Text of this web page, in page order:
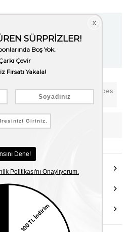
out of stock.
Notify me when the price goes
Bilgi Al